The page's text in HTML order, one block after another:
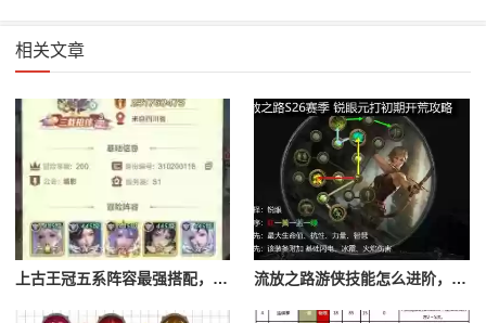
相关文章
上古王冠五系阵容最强搭配，上古王冠五星排行 流放之路游侠技能怎么进阶，流放之路游侠技能怎么进阶的